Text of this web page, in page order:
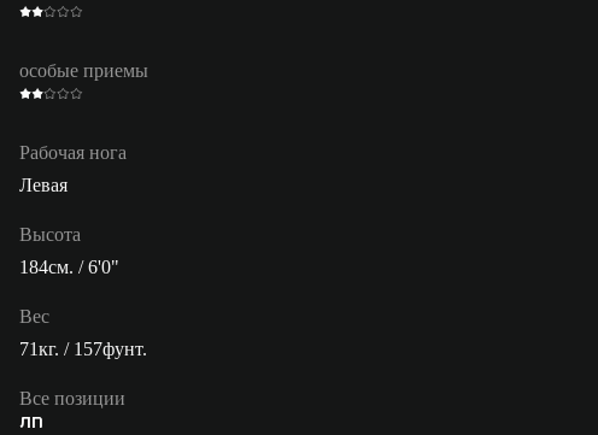
особые приемы
Рабочая нога
Левая
Высота
184см. / 6'0"
Вес
71кг. / 157фунт.
Все позиции
ЛП